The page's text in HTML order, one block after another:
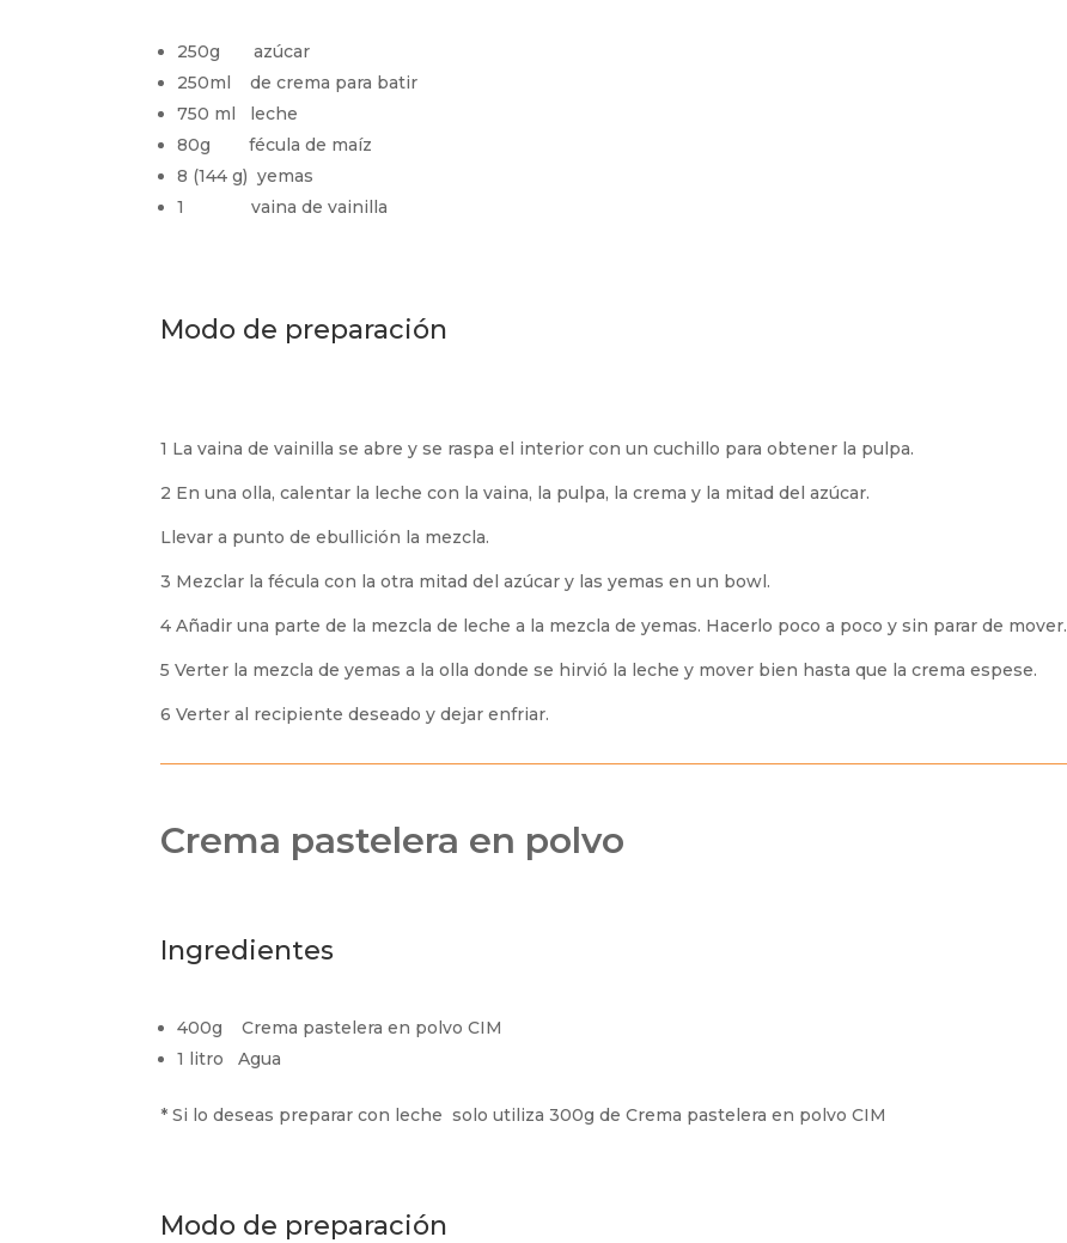
250g azúcar
250ml de crema para batir
750 ml leche
80g fécula de maíz
8 (144 g) yemas
1 vaina de vainilla
Modo de preparación
1 La vaina de vainilla se abre y se raspa el interior con un cuchillo para obtener la pulpa.
2 En una olla, calentar la leche con la vaina, la pulpa, la crema y la mitad del azúcar.
Llevar a punto de ebullición la mezcla.
3 Mezclar la fécula con la otra mitad del azúcar y las yemas en un bowl.
4 Añadir una parte de la mezcla de leche a la mezcla de yemas. Hacerlo poco a poco y sin parar de mover.
5 Verter la mezcla de yemas a la olla donde se hirvió la leche y mover bien hasta que la crema espese.
6 Verter al recipiente deseado y dejar enfriar.
Crema pastelera en polvo
Ingredientes
400g Crema pastelera en polvo CIM
1 litro Agua
* Si lo deseas preparar con leche solo utiliza 300g de Crema pastelera en polvo CIM
Modo de preparación